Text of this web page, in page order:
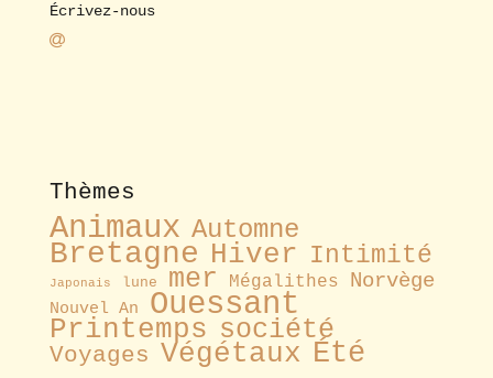
Écrivez-nous
Thèmes
Animaux Automne
Bretagne Hiver Intimité
Japonais lune mer Mégalithes Norvège
Nouvel An Ouessant
Printemps société
Voyages Végétaux Été